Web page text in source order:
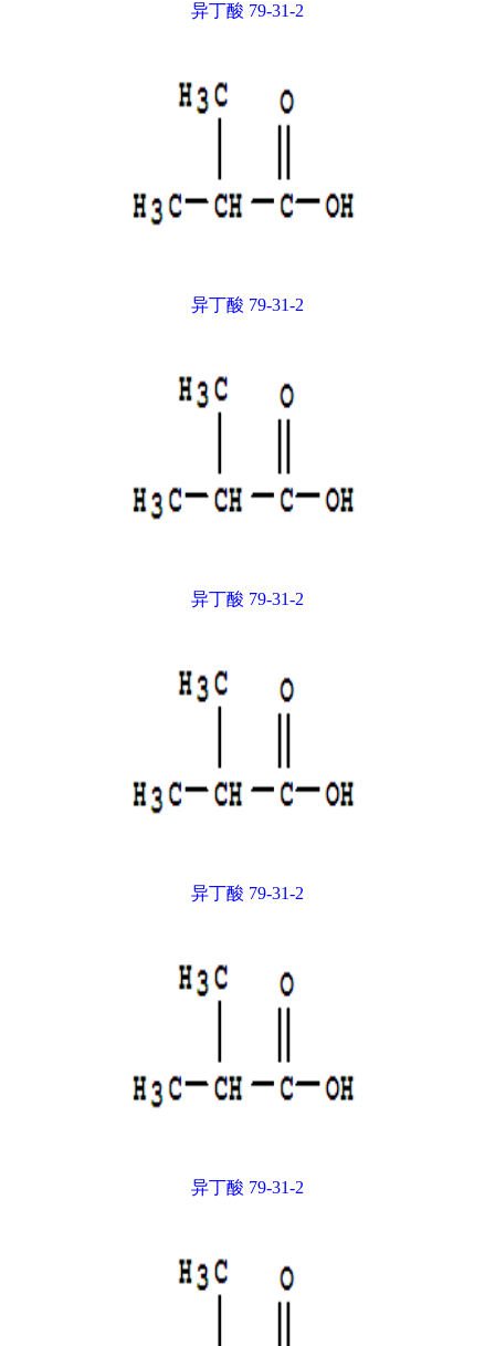
异丁酸 79-31-2
异丁酸 79-31-2
异丁酸 79-31-2
异丁酸 79-31-2
异丁酸 79-31-2